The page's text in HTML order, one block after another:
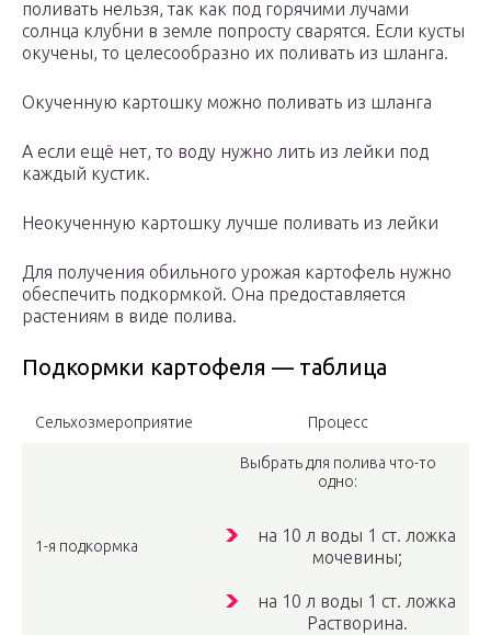
поливать нельзя, так как под горячими лучами
солнца клубни в земле попросту сварятся. Если кусты
окучены, то целесообразно их поливать из шланга.
Окученную картошку можно поливать из шланга
А если ещё нет, то воду нужно лить из лейки под
каждый кустик.
Неокученную картошку лучше поливать из лейки
Для получения обильного урожая картофель нужно
обеспечить подкормкой. Она предоставляется
растениям в виде полива.
Подкормки картофеля — таблица
Сельхозмероприятие Процесс
1-я подкормка
Выбрать для полива что-то
одно:
на 10 л воды 1 ст. ложка
мочевины;
на 10 л воды 1 ст. ложка
Растворина.